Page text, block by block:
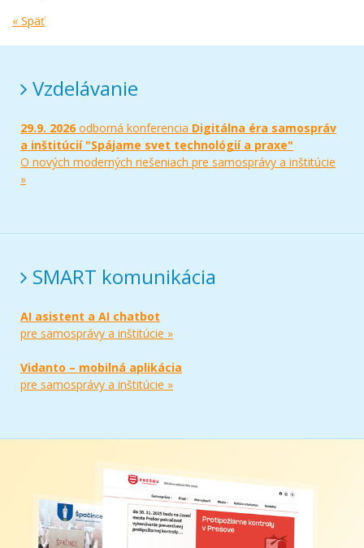
« Späť
Vzdelávanie
29.9. 2026odborná konferencia Digitálna éra samospráv
a inštitúcií "Spájame svet technológií a praxe"
O nových moderných riešeniach pre samosprávy a inštitúcie
»
SMART komunikácia
AI asistent a AI chatbot
pre samosprávy a inštitúcie »
Vidanto – mobilná aplikácia
pre samosprávy a inštitúcie »